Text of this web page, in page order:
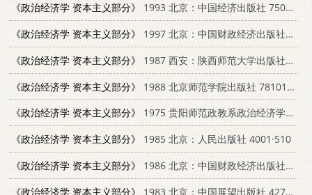
《政治经济学 资本主义部分》
1993 北京：中国经济出版社 7501723788
《政治经济学 资本主义部分》
1997 北京：中国财政经济出版社 7500534132
《政治经济学 资本主义部分》
1987 西安：陕西师范大学出版社 7561300336
《政治经济学 资本主义部分》
1988 北京师范学院出版社 7810142240
《政治经济学 资本主义部分》
1975 贵阳师范政教系政治经济学教研室翻
《政治经济学 资本主义部分》
1985 北京：人民出版社 4001·510
《政治经济学 资本主义部分》
1986 北京：中国财政经济出版社 4166·748
《政治经济学 资本主义部分》
1983 北京：中国展望出版社 4271·037